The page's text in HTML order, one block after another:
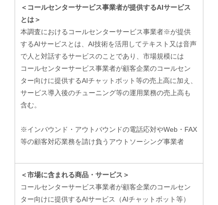
＜コールセンターサービス事業者が提供するAIサービス
とは＞
本調査におけるコールセンターサービス事業者※が提供
するAIサービスとは、AI技術を活用してテキスト又は音声
で人と対話するサービスのことであり、市場規模には
コールセンターサービス事業者が顧客企業のコールセン
ター向けに提供するAIチャットボット等の売上高に加え、
サービス導入後のチューニング等の運用業務の売上高も
含む。​
※インバウンド・アウトバウンドの電話応対やWeb・FAX
等の顧客対応業務を請け負うアウトソーシング事業者
＜市場に含まれる商品・サービス＞
コールセンターサービス事業者が顧客企業のコールセン
ター向けに提供するAIサービス（AIチャットボット等）